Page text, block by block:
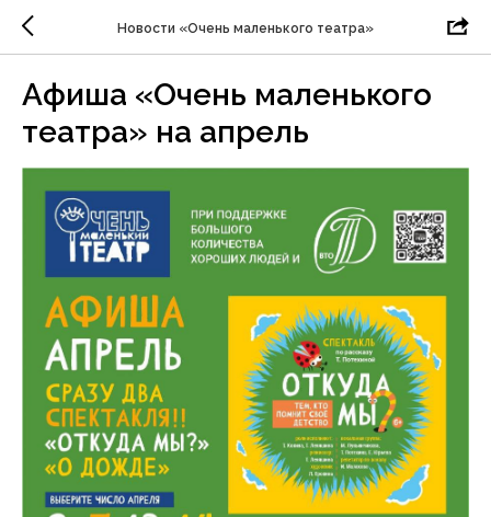
Новости «Очень маленького театра»
Афиша «Очень маленького
театра» на апрель